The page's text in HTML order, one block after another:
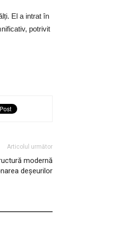
El a intrat în
potrivit
Articolul următor
modernă
deșeurilor